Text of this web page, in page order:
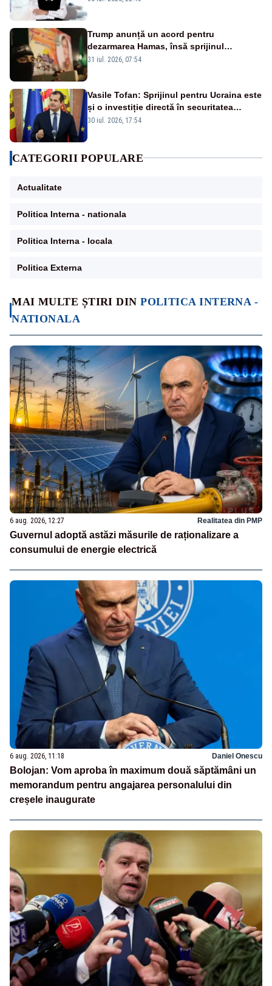
MAI MULTE ȘTIRI DINPOLITICA INTERNA -
NATIONALA
6 aug. 2026, 12:27 Realitatea din PMP
Guvernul adoptă astăzi măsurile de raționalizare a
consumului de energie electrică
6 aug. 2026, 11:18 Daniel Onescu
Bolojan: Vom aproba în maximum două săptămâni un
memorandum pentru angajarea personalului din
creșele inaugurate
Trump anunță un acord pentru
dezarmarea Hamas, însă sprijinul
Israelului rămâne incert
31 iul. 2026, 07:54
Vasile Tofan: Sprijinul pentru Ucraina este
și o investiție directă în securitatea
Republicii Moldova și a întregii regiuni
30 iul. 2026, 17:54
CATEGORII POPULARE
Actualitate
Politica Interna - nationala
Politica Interna - locala
Politica Externa